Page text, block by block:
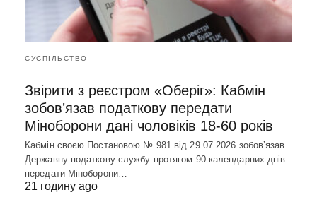
СУСПІЛЬСТВО
Звірити з реєстром «Оберіг»: Кабмін
зобовʼязав податкову передати
Міноборони дані чоловіків 18-60 років
Кабмін своєю Постановою № 981 від 29.07.2026 зобовʼязав
Державну податкову службу протягом 90 календарних днів
передати Міноборони…
21 годину ago